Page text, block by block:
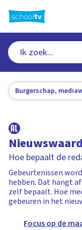
naar
hoofdinhoud
Burgerschap,
Hoe bepaalt de
Gebeurtenissen
hebben. Dat hangt
zelf bepaalt. Hoe
gebeuren in het
Focus op de